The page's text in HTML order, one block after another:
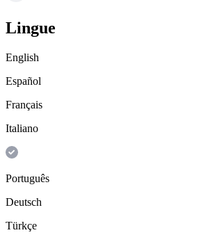
Lingue
English
Español
Français
Italiano
Português
Deutsch
Türkçe